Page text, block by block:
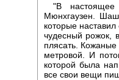
"В
Мюнхгаузен.
которые
чудесный рожок,
плясать.
метровой. И
которой была
все свои вещи